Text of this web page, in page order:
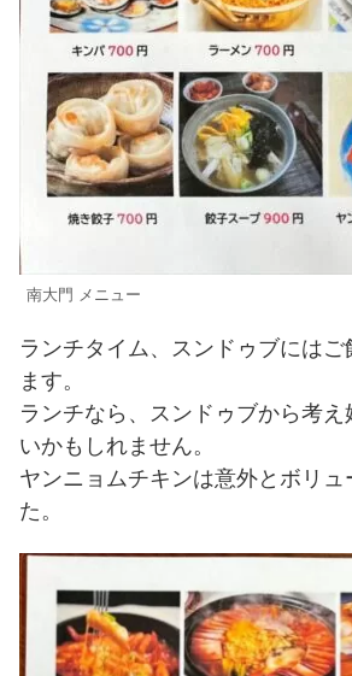
南大門 メニュー
ランチタイム、スンドゥブにはご
ます。
ランチなら、スンドゥブから考
いかもしれません。
ヤンニョムチキンは意外とボリュ
た。